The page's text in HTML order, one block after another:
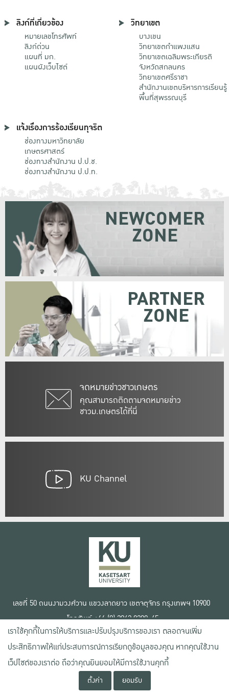
ลิงก์ที่เกี่ยวข้อง
หมายเลขโทรศัพท์
ลิงก์ด่วน
แผนที่ มก.
แผนผังเว็บไซต์
วิทยาเขต
บางเขน
วิทยาเขตกําแพงแสน
วิทยาเขตเฉลิมพระเกียรติ
จังหวัดสกลนคร
วิทยาเขตศรีราชา
สำนักงานเขตบริหารการเรียนรู้
พื้นที่สุพรรณบุรี
แจ้งเรื่องการร้องเรียนทุจริต
ช่องทางมหาวิทยาลัย
เกษตรศาสตร์
ช่องทางสำนักงาน ป.ป.ช.
ช่องทางสำนักงาน ป.ป.ท.
จดหมายข่าวชาวเกษตร
คุณสามารถติดตามจดหมายข่าว
ชาวม.เกษตรได้ที่นี่
NEWCOMER
ZONE
PARTNER
ZONE
KU Channel
เลขที่ 50 ถนนงามวงศ์วาน แขวงลาดยาว เขตจตุจักร กรุงเทพฯ 10900
โทรศัพท์ +66 (0) 2942 8200-45
สงวนลิขสิทธิ์ © 2020 มหาวิทยาลัยเกษตรศาสตร์
เงื่อนไขการใช้งานเว็บไซต์
ข้อตกลงด้านสิทธิ์ใช้งาน
นโยบายความเป็นส่วนตัว
เราใช้คุกกี้ในการให้บริการและปรับปรุงบริการของเรา ตลอดจนเพิ่ม
ประสิทธิภาพให้แก่ประสบการณ์การเรียกดูข้อมูลของคุณ หากคุณใช้งาน
เว็ปไซต์ของเราต่อ ถือว่าคุณยินยอมให้มีการใช้งานคุกกี้
ตั้งค่า ยอมรับ